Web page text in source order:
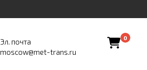
Эл. почта
moscow@met-trans.ru
0